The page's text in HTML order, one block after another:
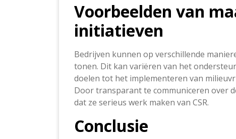
Voorbeelden van
initiatieven
Bedrijven kunnen op verschillende
tonen. Dit kan variëren van het
doelen tot het implementeren van
Door transparant te communiceren over
dat ze serieus werk maken van CSR.
Conclusie